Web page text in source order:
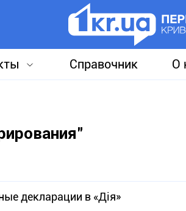
Справочник О
декларации в «Дія»